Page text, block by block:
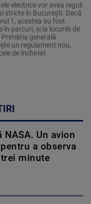
electrice vor avea reguli
stricte în București. Dacă
1, acestea au fost
în parcuri, și la locurile de
Primăria generală
un regulament nou,
de închiriat.
Un avion
a observa
minute